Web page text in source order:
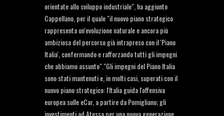
orientate allo sviluppo industriale", ha aggiunto
Cappellano, per il quale "il nuovo piano strategico
rappresenta un'evoluzione naturale e ancora più
ambiziosa del percorso già intrapreso con il 'Piano
Italia', confermando e rafforzando tutti gli impegni
che abbiamo assunto"."Gli impegni del Piano Italia
sono stati mantenuti e, in molti casi, superati con il
nuovo piano strategico: l'Italia guida l'offensiva
europea sulle eCar, a partire da Pomigliano; gli
investimenti ad Atessa per una nuova generazione